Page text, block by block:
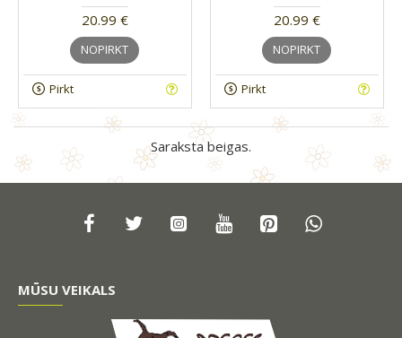
20.99 €
NOPIRKT
Pirkt
20.99 €
NOPIRKT
Pirkt
Saraksta beigas.
MŪSU VEIKALS